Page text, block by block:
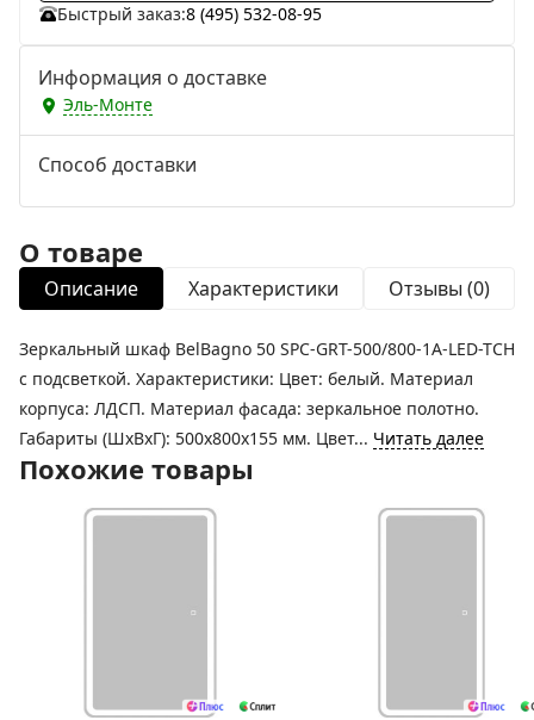
Быстрый заказ:8 (495) 532-08-95
Информация о доставке
Эль-Монте
Способ доставки
О товаре
Описание Характеристики Отзывы (0)
Зеркальный шкаф BelBagno 50 SPC-GRT-500/800-1A-LED-TCH
с подсветкой. Характеристики: Цвет: белый. Материал
корпуса: ЛДСП. Материал фасада: зеркальное полотно.
Габариты (ШxВхГ): 500х800х155 мм. Цвет... Читать далее
Похожие товары